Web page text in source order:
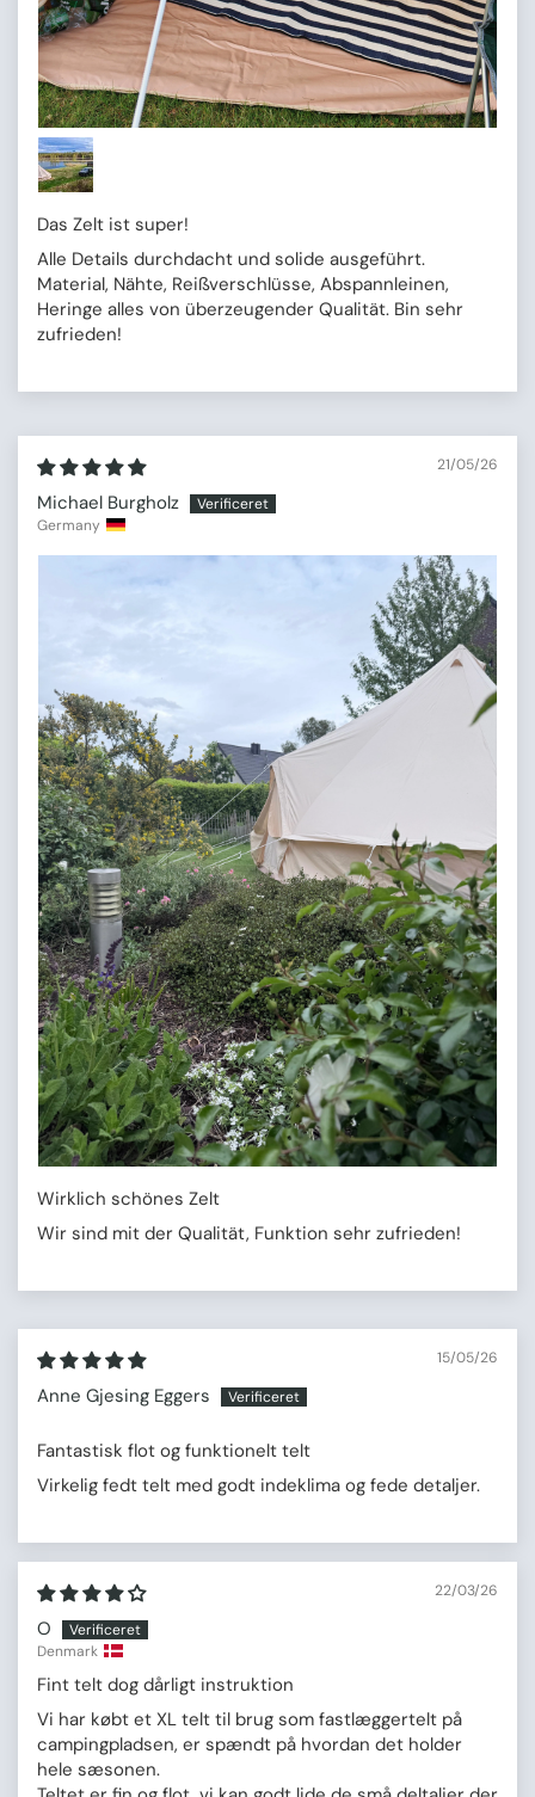
Das Zelt ist super!
Alle Details durchdacht und solide ausgeführt.
Material, Nähte, Reißverschlüsse, Abspannleinen,
Heringe alles von überzeugender Qualität. Bin sehr
zufrieden!
21/05/26
Michael Burgholz
Germany
Wirklich schönes Zelt
Wir sind mit der Qualität, Funktion sehr zufrieden!
15/05/26
Anne Gjesing Eggers
Fantastisk flot og funktionelt telt
Virkelig fedt telt med godt indeklima og fede detaljer.
22/03/26
O
Denmark
Fint telt dog dårligt instruktion
Vi har købt et XL telt til brug som fastlæggertelt på
campingpladsen, er spændt på hvordan det holder
hele sæsonen.